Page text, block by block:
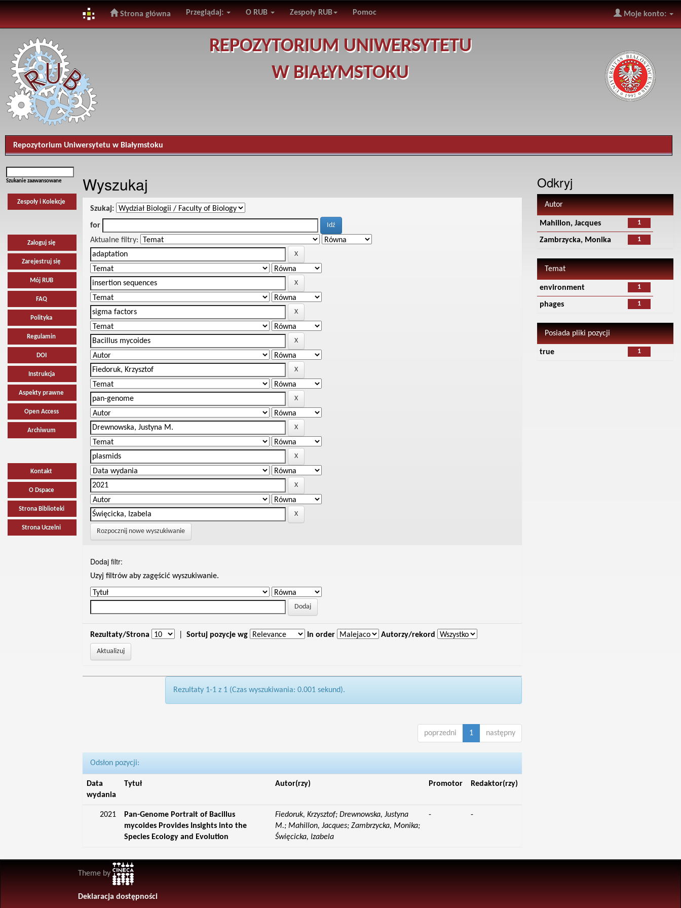
navigation
Strona główna Przeglądaj: O RUB Zespoły RUB Pomoc Moje konto:
REPOZYTORIUM UNIWERSYTETU
W BIAŁYMSTOKU
Repozytorium Uniwersytetu w Białymstoku
Szukanie zaawansowane
Zespoły i Kolekcje
Zaloguj się
Zarejestruj się
Mój RUB
FAQ
Polityka
Regulamin
DOI
Instrukcja
Aspekty prawne
Open Access
Archiwum
Kontakt
O Dspace
Strona Biblioteki
Strona Uczelni
Wyszukaj
Szukaj:
for
Aktualne filtry:
Rozpocznij nowe wyszukiwanie
Dodaj filtr:
Uzyj filtrów aby zagęścić wyszukiwanie.
Rezultaty/Strona Sortuj pozycje wg In order Autorzy/rekord
Rezultaty 1-1 z 1 (Czas wyszukiwania: 0.001 sekund).
poprzedni 1 następny
Odsłon pozycji:
Data
wydania
Tytuł Autor(rzy) Promotor Redaktor(rzy)
2021
Pan-Genome Portrait of Bacillus
mycoides Provides Insights into the
Species Ecology and Evolution
Fiedoruk, Krzysztof; Drewnowska, Justyna
M.; Mahillon, Jacques; Zambrzycka, Monika;
Święcicka, Izabela
- -
Odkryj
Autor
1
Mahillon, Jacques
1
Zambrzycka, Monika
Temat
1
environment
1
phages
Posiada pliki pozycji
1
true
Theme by
Deklaracja dostępności